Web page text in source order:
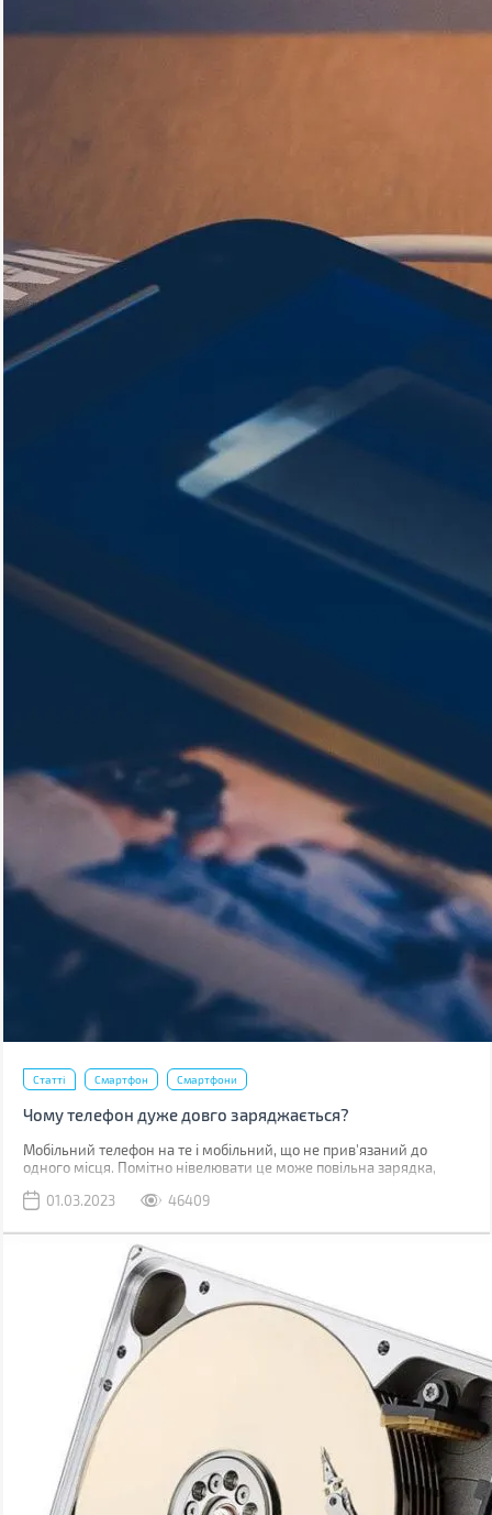
Статті Смартфон Смартфони
Чому телефон дуже довго заряджається?
Мобільний телефон на те і мобільний, що не прив'язаний до
одного місця. Помітно нівелювати це може повільна зарядка,
01.03.2023
46409